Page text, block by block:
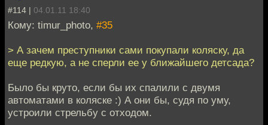
#114 | 04.01.11 18:40
Кому: timur_photo, #35
> А зачем преступники сами покупали коляску, да
еще редкую, а не сперли ее у ближайшего детсада?
Было бы круто, если бы их спалили с двумя
автоматами в коляске :) А они бы, судя по уму,
устроили стрельбу с отходом.